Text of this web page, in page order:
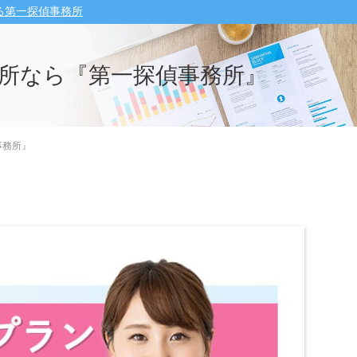
第一探偵事務所
なら『第一探偵事務所』
所』